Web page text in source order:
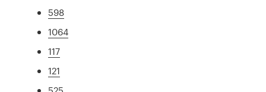
598
1064
117
121